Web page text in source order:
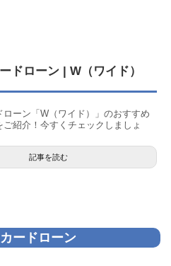
ドローン | W（ワイド）
ローン「W（ワイド）」のおすすめ
ご紹介！今すくチェックしましょ
記事を読む
ードローン